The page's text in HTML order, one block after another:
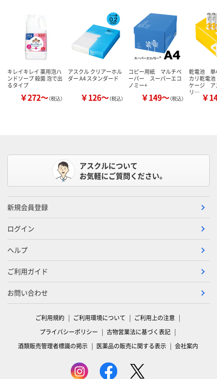
キレイキレイ 薬用泡ハ
ンドソープ 殺菌 泡で出
るタイプ
￥272～（税込）
アスクル クリアーホル
ダー A4 スタンダード
￥126～（税込）
コピー用紙 マルチペ
ーパー スーパーエコ
ノミー+
￥149～（税込）
乾電池
カリ乾電
ケージ ア
リ… ￥
アスクルについて
お気軽にご質問ください。
新規会員登録
ログイン
ヘルプ
ご利用ガイド
お問い合わせ
ご利用規約 ご利用環境について
ご利用上の注意
プライバシーポリシー
古物営業法に基づく表記
酒類販売管理者標識の掲示
医薬品の販売に関する表示 会社案内